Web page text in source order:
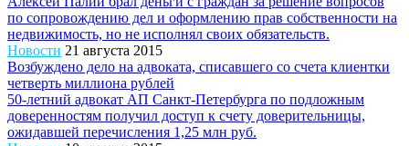
по сопровождению дел и оформлению прав собственности на
недвижимость, но не исполнял своих обязательств.
Новости 21 августа 2015
Возбуждено дело на адвоката, списавшего со счета клиентки
четверть миллиона рублей
50-летний адвокат АП Санкт-Петербурга по подложным
доверенностям получил доступ к счету доверительницы,
ожидавшей перечисления 1,25 млн руб.